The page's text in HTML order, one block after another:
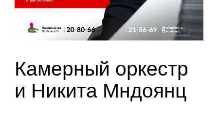
Камерный оркестр
и Никита Мндоянц